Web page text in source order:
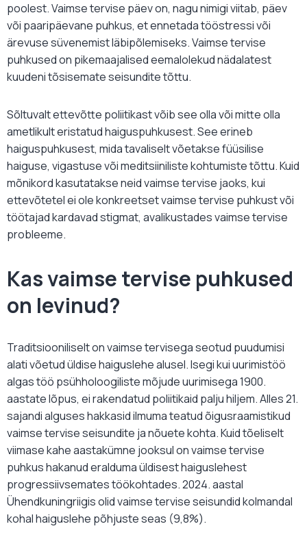
poolest. Vaimse tervise päev on, nagu nimigi viitab, päev
või paaripäevane puhkus, et ennetada tööstressi või
ärevuse süvenemist läbipõlemiseks. Vaimse tervise
puhkused on pikemaajalised eemalolekud nädalatest
kuudeni tõsisemate seisundite tõttu.
Sõltuvalt ettevõtte poliitikast võib see olla või mitte olla
ametlikult eristatud haiguspuhkusest. See erineb
haiguspuhkusest, mida tavaliselt võetakse füüsilise
haiguse, vigastuse või meditsiiniliste kohtumiste tõttu. Kuid
mõnikord kasutatakse neid vaimse tervise jaoks, kui
ettevõtetel ei ole konkreetset vaimse tervise puhkust või
töötajad kardavad stigmat, avalikustades vaimse tervise
probleeme.
Kas vaimse tervise puhkused
on levinud?
Traditsiooniliselt on vaimse tervisega seotud puudumisi
alati võetud üldise haiguslehe alusel. Isegi kui uurimistöö
algas töö psühholoogiliste mõjude uurimisega 1900.
aastate lõpus, ei rakendatud poliitikaid palju hiljem. Alles 21.
sajandi alguses hakkasid ilmuma teatud õigusraamistikud
vaimse tervise seisundite ja nõuete kohta. Kuid tõeliselt
viimase kahe aastakümne jooksul on vaimse tervise
puhkus hakanud eralduma üldisest haiguslehest
progressiivsemates töökohtades. 2024. aastal
Ühendkuningriigis olid vaimse tervise seisundid kolmandal
kohal haiguslehe põhjuste seas (9,8%).